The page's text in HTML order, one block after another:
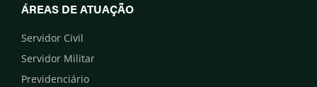
ÁREAS DE ATUAÇÃO
Servidor Civil
Servidor Militar
Previdenciário